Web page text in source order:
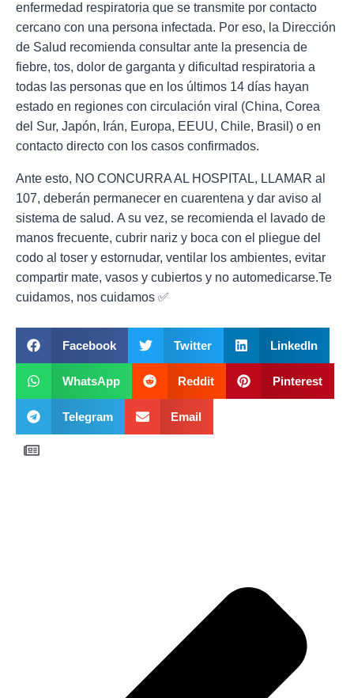
enfermedad respiratoria que se transmite por contacto
cercano con una persona infectada. Por eso, la Dirección
de Salud recomienda consultar ante la presencia de
fiebre, tos, dolor de garganta y dificultad respiratoria a
todas las personas que en los últimos 14 días hayan
estado en regiones con circulación viral (China, Corea
del Sur, Japón, Irán, Europa, EEUU, Chile, Brasil) o en
contacto directo con los casos confirmados.
Ante esto, NO CONCURRA AL HOSPITAL, LLAMAR al
107, deberán permanecer en cuarentena y dar aviso al
sistema de salud. A su vez, se recomienda el lavado de
manos frecuente, cubrir nariz y boca con el pliegue del
codo al toser y estornudar, ventilar los ambientes, evitar
compartir mate, vasos y cubiertos y no automedicarse.Te
cuidamos, nos cuidamos ✅
Facebook Twitter LinkedIn
WhatsApp Reddit Pinterest
Telegram Email